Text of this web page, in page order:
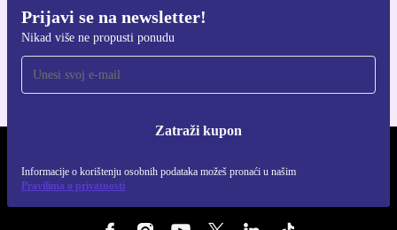
Prijavi se na newsletter!
Nikad više ne propusti ponudu
Zatraži kupon
Informacije o korištenju osobnih podataka možeš pronaći u našim
Pravilima o privatnosti
Preuzmi refurbed aplikaciju
Za iOS i Android